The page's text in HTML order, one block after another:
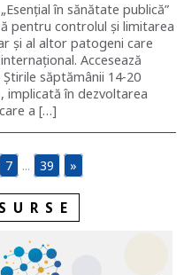
în sănătate publică”
pentru controlul și limitarea
și al altor patogeni care
Accesează
săptămânii 14-20
implicată în dezvoltarea
a […]
7 ... 39 »